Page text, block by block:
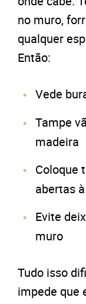
no muro,
qualquer
Então:
Vede
Tampe
madeira
Coloque
abertas
Evite
muro
Tudo isso
impede que